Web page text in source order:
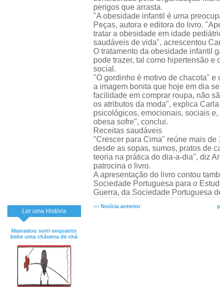
Ler uma História
Mamadou sorri enquanto
bebe uma chávena de chá
perigos que arrasta.
"A obesidade infantil é uma
Peças, autora e editora do livro.
tratar a obesidade em idade
saudáveis de vida", acrescentou
O tratamento da obesidade infantil
pode trazer, tal como hipertensão
social.
"O gordinho é motivo de chacota"
a imagem bonita que hoje em dia
facilidade em comprar roupa, não
os atributos da moda", explica
psicológicos, emocionais, sociais
obesa sofre", conclui.
Receitas saudáveis
"Crescer para Cima" reúne mais
desde as sopas, sumos, pratos de
teoria na prática do dia-a-dia", diz
patrocina o livro.
A apresentação do livro contou
Sociedade Portuguesa para o
Guerra, da Sociedade Portuguesa
<< Notícia anterior